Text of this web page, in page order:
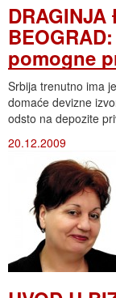
DRAGINJA
pomogne
Srbija trenutno ima
domaće devizne
odsto na depozite
20.12.2009